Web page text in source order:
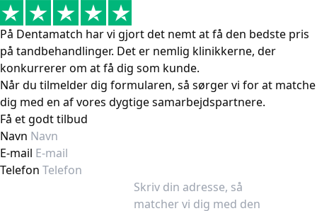
På Dentamatch har vi gjort det nemt at få den bedste pris
på tandbehandlinger. Det er nemlig klinikkerne, der
konkurrerer om at få dig som kunde.
Når du tilmelder dig formularen, så sørger vi for at matche
dig med en af vores dygtige samarbejdspartnere.
Få et godt tilbud
Navn
E-mail
Telefon